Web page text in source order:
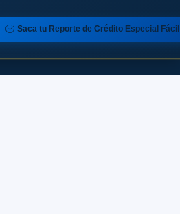
Saca tu Reporte de Crédito Especial Fácil